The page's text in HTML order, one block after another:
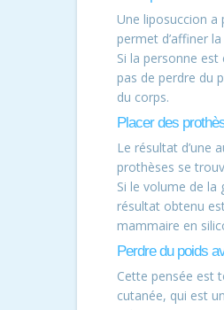
Une liposuccion a
permet d’affiner
Si la personne est
pas de perdre du
du corps.
Placer des
Le résultat d’une
prothèses se
Si le volume de
résultat obtenu
mammaire en
Perdre du poids
Cette pensée est
cutanée, qui est